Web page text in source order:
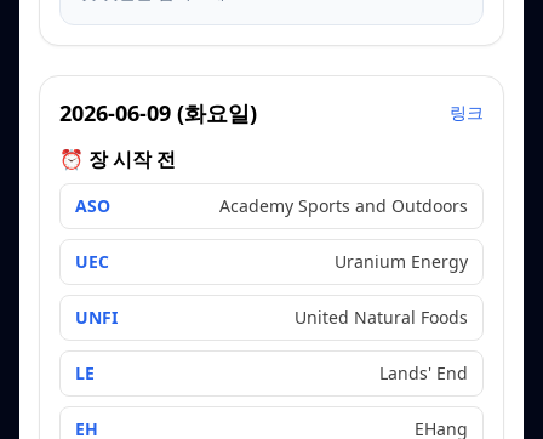
2026-06-09 (화요일) 링크
⏰ 장 시작 전
ASO Academy Sports and Outdoors
UEC Uranium Energy
UNFI United Natural Foods
LE Lands' End
EH EHang